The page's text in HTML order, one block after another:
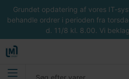
Grundet opdatering af vores IT-
behandle ordrer i perioden fra
d. 11/8 kl. 8.00. Vi